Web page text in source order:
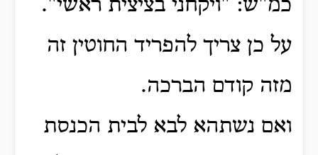
כמ"ש: "ויקחני בציצית ראשי".
על כן צריך להפריד החוטין זה
מזה קודם הברכה.
ואם נשתהא לבא לבית הכנסת